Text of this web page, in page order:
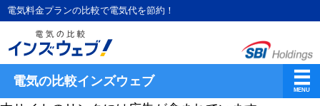
電気料金プランの比較で電気代を節約！
電気の比較インズウェブ